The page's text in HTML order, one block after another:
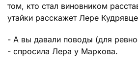
том, кто стал виновником
утайки расскажет Лере
- А вы давали поводы (для
- спросила Лера у Маркова.